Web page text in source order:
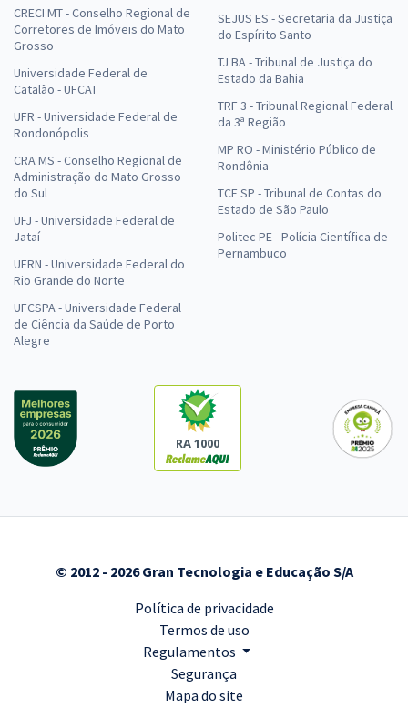
CRECI MT - Conselho Regional de
Corretores de Imóveis do Mato
Grosso
Universidade Federal de
Catalão - UFCAT
UFR - Universidade Federal de
Rondonópolis
CRA MS - Conselho Regional de
Administração do Mato Grosso
do Sul
UFJ - Universidade Federal de
Jataí
UFRN - Universidade Federal do
Rio Grande do Norte
UFCSPA - Universidade Federal
de Ciência da Saúde de Porto
Alegre
SEJUS ES - Secretaria da Justiça
do Espírito Santo
TJ BA - Tribunal de Justiça do
Estado da Bahia
TRF 3 - Tribunal Regional Federal
da 3ª Região
MP RO - Ministério Público de
Rondônia
TCE SP - Tribunal de Contas do
Estado de São Paulo
Politec PE - Polícia Científica de
Pernambuco
RA 1000
© 2012 - 2026 Gran Tecnologia e Educação S/A
Política de privacidade
Termos de uso
Regulamentos
Segurança
Mapa do site